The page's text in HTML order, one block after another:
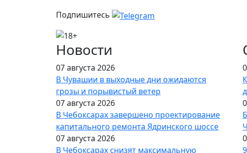
Подпишитесь
Новости
07 августа 2026
В Чувашии в выходные дни ожидаются
грозы и порывистый ветер
07 августа 2026
В Чебоксарах завершено проектирование
капитального ремонта Ядринского шоссе
07 августа 2026
В Чебоксарах снизят максимальную